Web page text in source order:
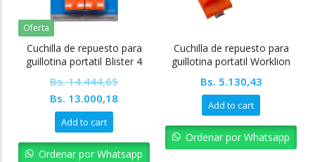
Oferta
Cuchilla de repuesto para
guillotina portatil Blister 4
Bs.14.444,65
Original
price
was:
Bs. 14.444,65.
Bs. 13.000,18
Bs. 13.000,18.
Add to cart
Ordenar por Whatsapp
Cuchilla de repuesto para
guillotina portatil Worklion
Bs. 5.130,43
Add to cart
Ordenar por Whatsapp